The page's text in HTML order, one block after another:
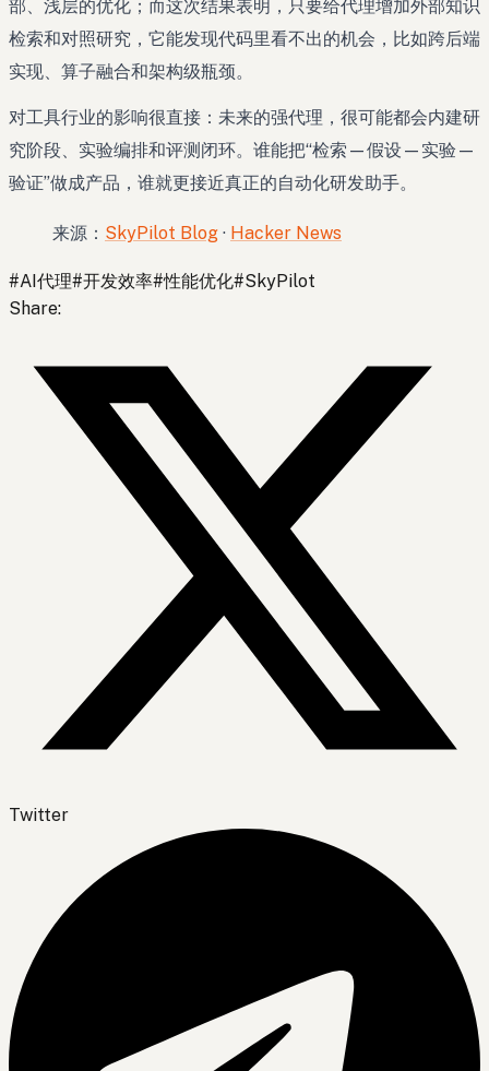
部、浅层的优化；而这次结果表明，只要给代理增加外部知识
检索和对照研究，它能发现代码里看不出的机会，比如跨后端
实现、算子融合和架构级瓶颈。
对工具行业的影响很直接：未来的强代理，很可能都会内建研
究阶段、实验编排和评测闭环。谁能把“检索—假设—实验—
验证”做成产品，谁就更接近真正的自动化研发助手。
来源： SkyPilot Blog · Hacker News
#AI代理#开发效率#性能优化#SkyPilot
Share:
Twitter